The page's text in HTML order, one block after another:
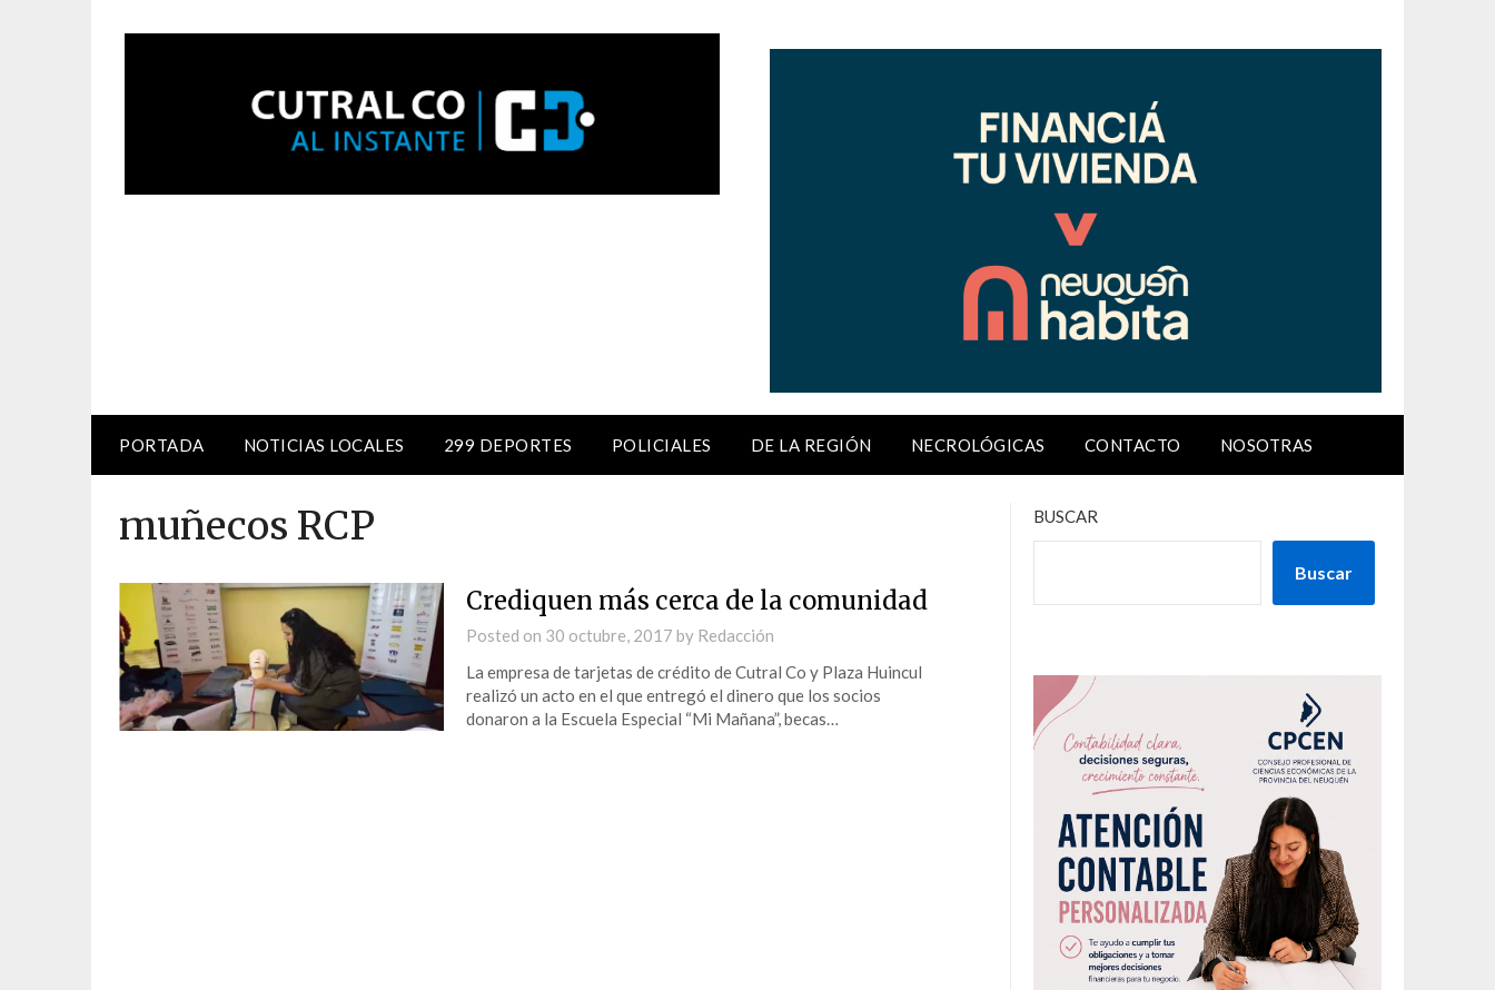
PORTADA NOTICIAS LOCALES 299 DEPORTES POLICIALES DE LA REGIÓN NECROLÓGICAS CONTACTO NOSOTRAS
muñecos RCP
Crediquen más cerca de la comunidad
Posted on 30 octubre, 2017 by Redacción
La empresa de tarjetas de crédito de Cutral Co y Plaza Huincul
realizó un acto en el que entregó el dinero que los socios
donaron a la Escuela Especial “Mi Mañana”, becas…
BUSCAR
Buscar